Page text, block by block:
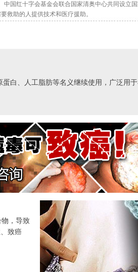
中国红十字会基金会联合国家清奥中心共同设立
救助的人提供技术和医疗援助。
白、人工脂肪等名义继续使用，广泛用于
，导致
致癌